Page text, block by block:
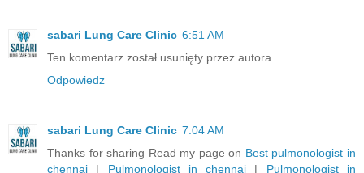
sabari Lung Care Clinic 6:51 AM
Ten komentarz został usunięty przez autora.
Odpowiedz
sabari Lung Care Clinic 7:04 AM
Thanks for sharing Read my page on Best pulmonologist in
chennai | Pulmonologist in chennai | Pulmonologist in